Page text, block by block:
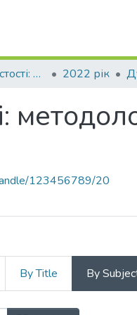
Духовність особистості: методологія, теорія і практика 2022 рік
123456789/20
By Title By